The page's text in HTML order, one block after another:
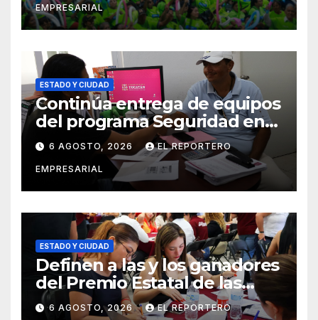
social del delito
EMPRESARIAL
ESTADO Y CIUDAD
Continúa entrega de equipos
del programa Seguridad en
el Mar
6 AGOSTO, 2026 EL REPORTERO
EMPRESARIAL
ESTADO Y CIUDAD
Definen a las y los ganadores
del Premio Estatal de las
Juventudes 2026
6 AGOSTO, 2026 EL REPORTERO